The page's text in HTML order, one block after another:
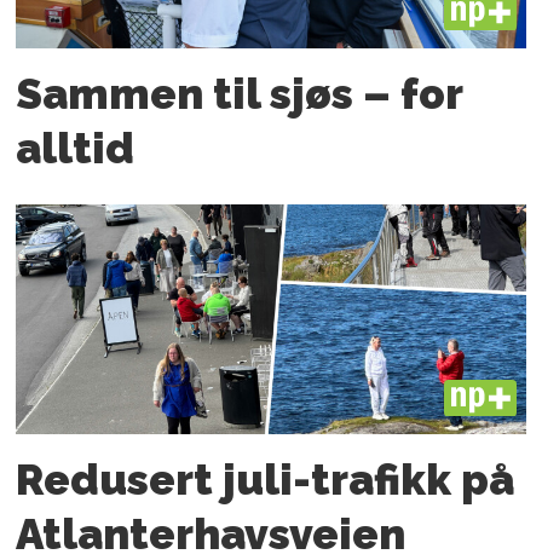
PLUS
Sammen til sjøs – for
alltid
PLUS
Redusert juli-trafikk på
Atlanter­havsveien